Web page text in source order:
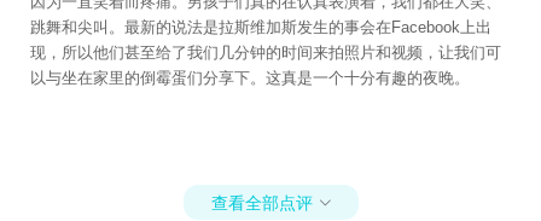
跳舞和尖叫。最新的说法是拉斯维加斯发生的事会在Facebook上出
现，所以他们甚至给了我们几分钟的时间来拍照片和视频，让我们可
以与坐在家里的倒霉蛋们分享下。这真是一个十分有趣的夜晚。
查看全部点评 